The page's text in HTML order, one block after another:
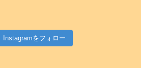
Instagramをフォロー